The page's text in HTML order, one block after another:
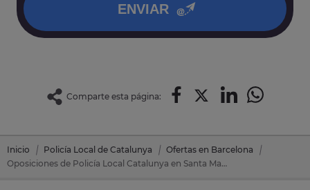
ENVIAR
Comparte esta página:
Inicio Policía Local de Catalunya
Ofertas en Barcelona
Oposiciones de Policía Local Catalunya en Santa Margarida De Montbui (Barcelona)